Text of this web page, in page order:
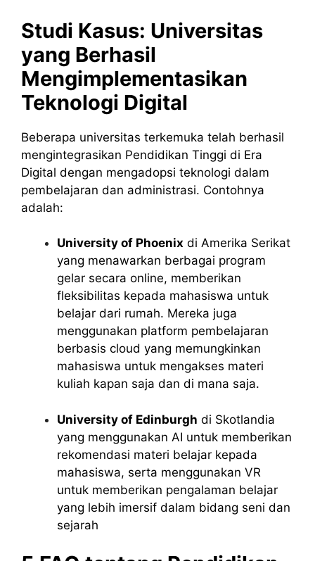
Studi Kasus: Universitas
yang Berhasil
Mengimplementasikan
Teknologi Digital
Beberapa universitas terkemuka telah berhasil
mengintegrasikan Pendidikan Tinggi di Era
Digital dengan mengadopsi teknologi dalam
pembelajaran dan administrasi. Contohnya
adalah:
University of Phoenix di Amerika Serikat
yang menawarkan berbagai program
gelar secara online, memberikan
fleksibilitas kepada mahasiswa untuk
belajar dari rumah. Mereka juga
menggunakan platform pembelajaran
berbasis cloud yang memungkinkan
mahasiswa untuk mengakses materi
kuliah kapan saja dan di mana saja.
University of Edinburgh di Skotlandia
yang menggunakan AI untuk memberikan
rekomendasi materi belajar kepada
mahasiswa, serta menggunakan VR
untuk memberikan pengalaman belajar
yang lebih imersif dalam bidang seni dan
sejarah